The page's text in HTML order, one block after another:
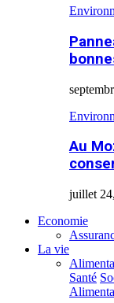
Au
juillet
Economie
La vie
Santé